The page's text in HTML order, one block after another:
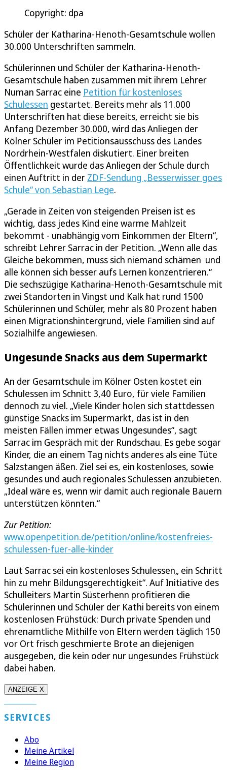
Copyright: dpa
Schüler der Katharina-Henoth-Gesamtschule wollen
30.000 Unterschriften sammeln.
Schülerinnen und Schüler der Katharina-Henoth-
Gesamtschule haben zusammen mit ihrem Lehrer
Numan Sarrac eine Petition für kostenloses
Schulessen gestartet. Bereits mehr als 11.000
Unterschriften hat diese bereits, erreicht sie bis
Anfang Dezember 30.000, wird das Anliegen der
Kölner Schüler im Petitionsausschuss des Landes
Nordrhein-Westfalen diskutiert. Einer breiten
Öffentlichkeit wurde das Anliegen der Schule durch
einen Auftritt in der ZDF-Sendung „Besserwisser goes
Schule“ von Sebastian Lege.
„Gerade in Zeiten von steigenden Preisen ist es
wichtig, dass jedes Kind eine warme Mahlzeit
bekommt - unabhängig vom Einkommen der Eltern“,
schreibt Lehrer Sarrac in der Petition. „Wenn alle das
Gleiche bekommen, muss sich niemand schämen und
alle können sich besser aufs Lernen konzentrieren.“
Die sechszügige Katharina-Henoth-Gesamtschule mit
zwei Standorten in Vingst und Kalk hat rund 1500
Schülerinnen und Schüler, mehr als 80 Prozent haben
einen Migrationshintergrund, viele Familien sind auf
Sozialhilfe angewiesen.
Ungesunde Snacks aus dem Supermarkt
An der Gesamtschule im Kölner Osten kostet ein
Schulessen im Schnitt 3,40 Euro, für viele Familien
dennoch zu viel. „Viele Kinder holen sich stattdessen
günstige Snacks im Supermarkt, das ist in den
meisten Fällen immer etwas Ungesundes“, sagt
Sarrac im Gespräch mit der Rundschau. Es gebe sogar
Kinder, die an einem Tag nichts anderes als eine Tüte
Salzstangen äßen. Ziel sei es, ein kostenloses, sowie
gesundes und auch regionales Schulessen anzubieten.
„Ideal wäre es, wenn wir damit auch regionale Bauern
unterstützen könnten.“
Zur Petition:
www.openpetition.de/petition/online/kostenfreies-
schulessen-fuer-alle-kinder
Laut Sarrac sei ein kostenloses Schulessen„ ein Schritt
hin zu mehr Bildungsgerechtigkeit“. Auf Initiative des
Schulleiters Martin Süsterhenn profitieren die
Schülerinnen und Schüler der Kathi bereits von einem
kostenlosen Frühstück: Durch private Spenden und
ehrenamtliche Mithilfe von Eltern werden täglich 150
vor Ort frisch geschmierte Brote an diejenigen
ausgegeben, die kein oder nur ungesundes Frühstück
dabei haben.
ANZEIGE X
SERVICES
Abo
Meine Artikel
Meine Region